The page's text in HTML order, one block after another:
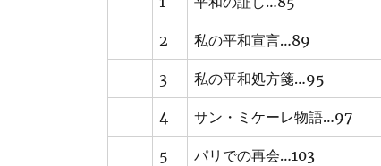
2 私の平和宣言…89
3 私の平和処方箋…95
4 サン・ミケーレ物語…97
5 パリでの再会…103